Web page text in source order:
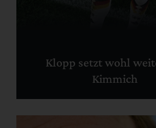
Klopp setzt wohl
Kimmich